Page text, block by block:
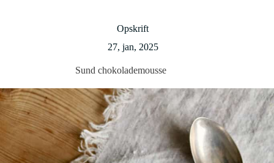
Opskrift
27, jan, 2025
Sund chokolademousse